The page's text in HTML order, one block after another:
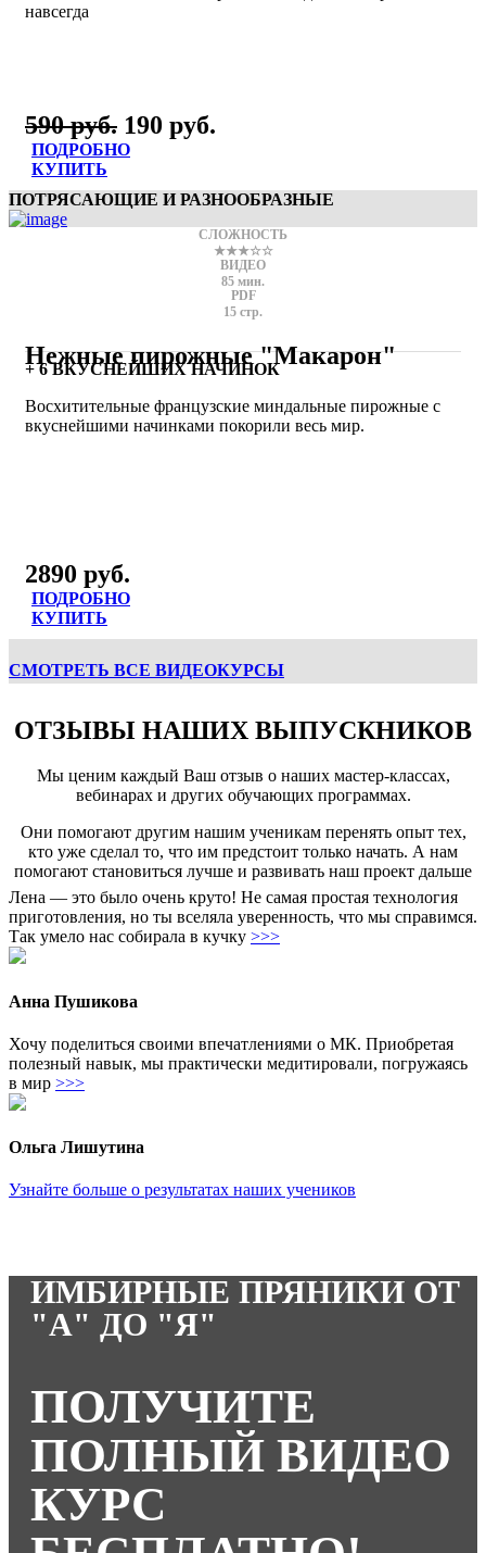
навсегда
590 руб. 190 руб.
ПОДРОБНО
КУПИТЬ
ПОТРЯСАЮЩИЕ И РАЗНООБРАЗНЫЕ
СЛОЖНОСТЬ
★★★☆☆
ВИДЕО
85 мин.
PDF
15 стр.
Нежные пирожные "Макарон"
+ 6 ВКУСНЕЙШИХ НАЧИНОК
Восхитительные французские миндальные пирожные с
вкуснейшими начинками покорили весь мир.
2890 руб.
ПОДРОБНО
КУПИТЬ
СМОТРЕТЬ ВСЕ ВИДЕОКУРСЫ
ОТЗЫВЫ НАШИХ ВЫПУСКНИКОВ
Мы ценим каждый Ваш отзыв о наших мастер-классах,
вебинарах и других обучающих программах.
Они помогают другим нашим ученикам перенять опыт тех,
кто уже сделал то, что им предстоит только начать. А нам
помогают становиться лучше и развивать наш проект дальше
Лена — это было очень круто! Не самая простая технология
приготовления, но ты вселяла уверенность, что мы справимся.
Так умело нас собирала в кучку >>>
Анна Пушикова
Хочу поделиться своими впечатлениями о МК. Приобретая
полезный навык, мы практически медитировали, погружаясь
в мир >>>
Ольга Лишутина
Узнайте больше о результатах наших учеников
ИМБИРНЫЕ ПРЯНИКИ ОТ
"А" ДО "Я"
ПОЛУЧИТЕ
ПОЛНЫЙ ВИДЕО
КУРС